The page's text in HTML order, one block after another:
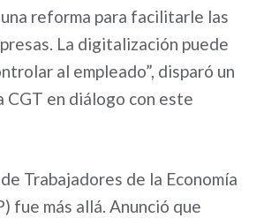
reforma para facilitarle las
La digitalización puede
al empleado”, disparó un
CGT en diálogo con este
Trabajadores de la Economía
fue más allá. Anunció que